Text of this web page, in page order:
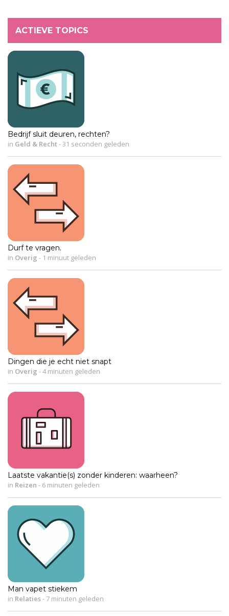
ACTIEVE TOPICS
Bedrijf sluit deuren, rechten?
in Geld & Recht- 31 seconden geleden
Durf te vragen.
in Overig - 1 minuut geleden
Dingen die je echt niet snapt
in Overig -4 minuten geleden
Laatste vakantie(s) zonder kinderen: waarheen?
in Reizen - 6 minuten geleden
Man vapet stiekem
in Relaties- 7 minuten geleden